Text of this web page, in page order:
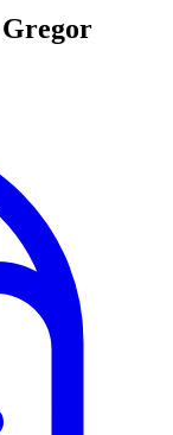
Gregor